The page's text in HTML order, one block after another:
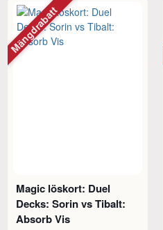
Magic löskort: Duel
Decks: Sorin vs Tibalt:
Absorb Vis
Mängdrabatt